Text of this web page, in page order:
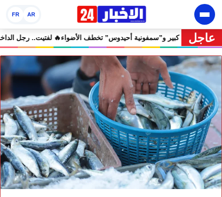
AR
FR
عاجل
الدولي يختتم دورته الثامنة بنجاح كبير و”سمفونية أحيدوس” تخطف